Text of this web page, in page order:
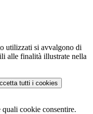
utilizzati si avvalgono di
alle finalità illustrate nella
tutti i cookies
quali cookie consentire.